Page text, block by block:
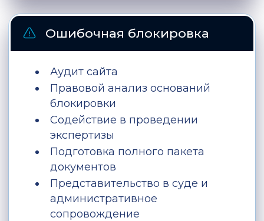
Ошибочная блокировка
Аудит сайта
Правовой анализ оснований
блокировки
Содействие в проведении
экспертизы
Подготовка полного пакета
документов
Представительство в суде и
административное
сопровождение